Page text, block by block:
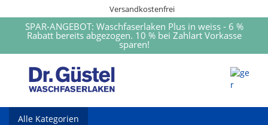
Versandkostenfrei
SPAR-ANGEBOT: Waschfaserlaken Plus in weiss - 6 %
Rabatt bereits abgezogen. 10 % bei Zahlart Vorkasse
sparen!
Alle Kategorien